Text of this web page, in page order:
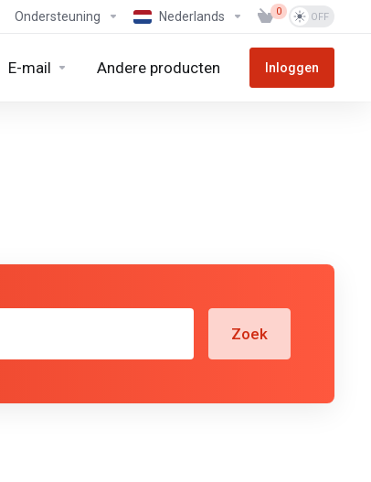
Ondersteuning Nederlands 0
E-mail Andere producten Inloggen
Zoek